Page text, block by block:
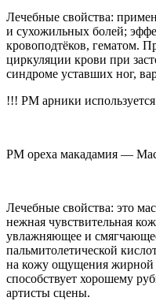
Лечебные свойства:
и сухожильных болей;
кровоподтёков, гематом.
циркуляции крови при
синдроме уставших ног,
!!! РМ арники
РМ ореха макадамия —
Лечебные свойства: это
нежная чувствительная
увлажняющее и
пальмитолетической
на кожу ощущения жирной
способствует хорошему
артисты сцены.